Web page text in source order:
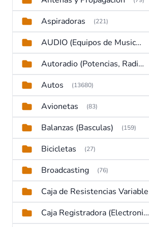
Aspiradoras (221)
AUDIO (Equipos de Musica, Amplificadores, Reproductores, Etc)
Autoradio (Potencias, Radios y DVD)
Autos (13680)
Avionetas (83)
Balanzas (Basculas) (159)
Bicicletas (27)
Broadcasting (76)
Caja de Resistencias Variable
Caja Registradora (Electronic Cash Register)